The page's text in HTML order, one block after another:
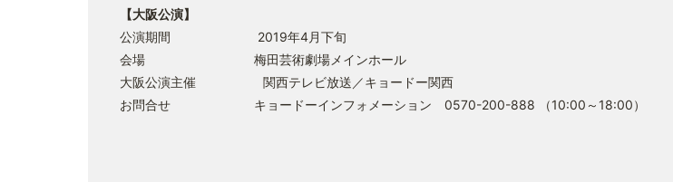
【大阪公演】
公演期間 2019年4月下旬
会場 梅田芸術劇場メインホール
大阪公演主催 関西テレビ放送／キョードー関西
お問合せ キョードーインフォメーション 0570-200-888 （10:00～18:00）